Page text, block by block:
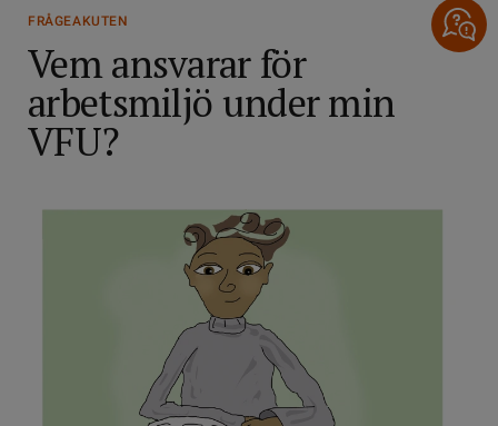
FRÅGEAKUTEN
Vem ansvarar för
arbetsmiljö under min
VFU?